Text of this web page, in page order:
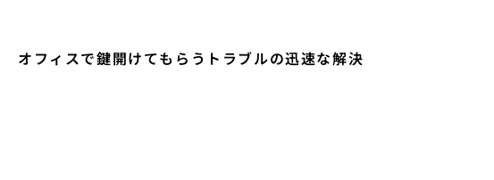
オフィスで鍵開けてもらうトラブルの迅速な解決